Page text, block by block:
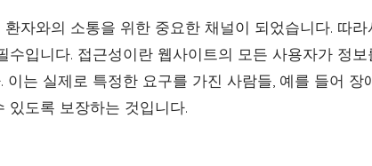
자와의 소통을 위한 중요한 채널이 되었습니다. 따라
수입니다. 접근성이란 웹사이트의 모든 사용자가 정
이는 실제로 특정한 요구를 가진 사람들, 예를 들어 장
있도록 보장하는 것입니다.